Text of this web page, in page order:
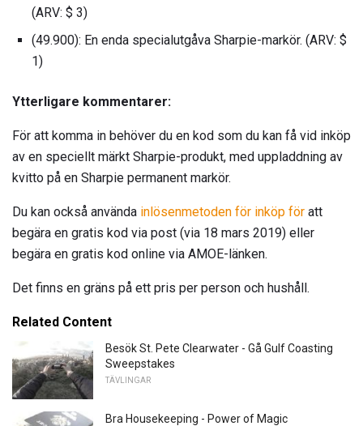
(ARV: $ 3)
(49.900): En enda specialutgåva Sharpie-markör. (ARV: $
1)
Ytterligare kommentarer:
För att komma in behöver du en kod som du kan få vid inköp
av en speciellt märkt Sharpie-produkt, med uppladdning av
kvitto på en Sharpie permanent markör.
Du kan också använda inlösenmetoden för inköp för att
begära en gratis kod via post (via 18 mars 2019) eller
begära en gratis kod online via AMOE-länken.
Det finns en gräns på ett pris per person och hushåll.
Related Content
Besök St. Pete Clearwater - Gå Gulf Coasting
Sweepstakes
TÄVLINGAR
Bra Housekeeping - Power of Magic